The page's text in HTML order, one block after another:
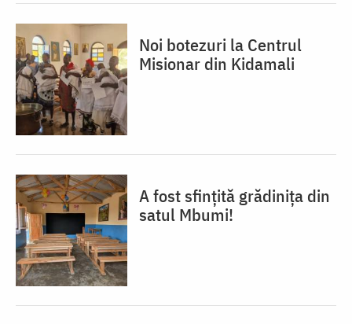
Noi botezuri la Centrul
Misionar din Kidamali
A fost sfințită grădinița din
satul Mbumi!